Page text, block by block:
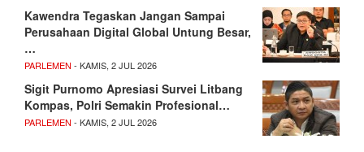
Kawendra Tegaskan Jangan Sampai
Perusahaan Digital Global Untung Besar,
…
PARLEMEN - KAMIS, 2 JUL 2026
Sigit Purnomo Apresiasi Survei Litbang
Kompas, Polri Semakin Profesional…
PARLEMEN - KAMIS, 2 JUL 2026